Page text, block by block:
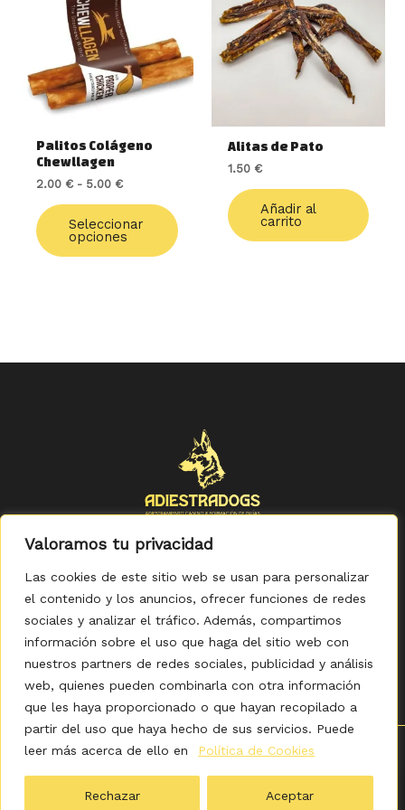
Valoramos tu privacidad
Las cookies de este sitio web se usan para personalizar
el contenido y los anuncios, ofrecer funciones de redes
sociales y analizar el tráfico. Además, compartimos
información sobre el uso que haga del sitio web con
nuestros partners de redes sociales, publicidad y análisis
web, quienes pueden combinarla con otra información
que les haya proporcionado o que hayan recopilado a
partir del uso que haya hecho de sus servicios. Puede
leer más acerca de ello en
Política de Cookies
Rechazar Aceptar
Palitos Colágeno
Chewllagen
2.00 € - 5.00 €
desde
2.00 €
hasta
5.00 €
Seleccionar
opciones
múltiples
variantes.
Las
opciones
producto
Alitas de Pato
1.50 €
Añadir al
carrito
Política de Privacidad -Política de Cookies-Aviso legal
Accesibilidad- Condiciones Generales de Compra